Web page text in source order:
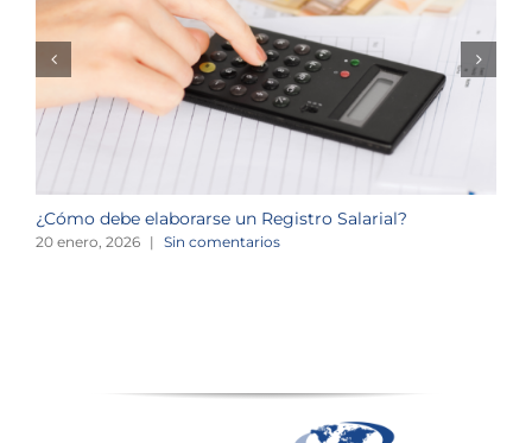
¿Cómo debe elaborarse un Registro Salarial?
20 enero, 2026 | Sin comentarios